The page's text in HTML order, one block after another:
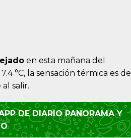
en esta mañana del
°C, la sensación térmica es de
salir.
DE DIARIO PANORAMA Y